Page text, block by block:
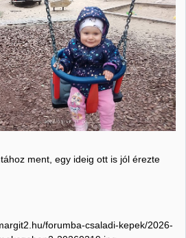
ment, egy ideig ott is jól érezte